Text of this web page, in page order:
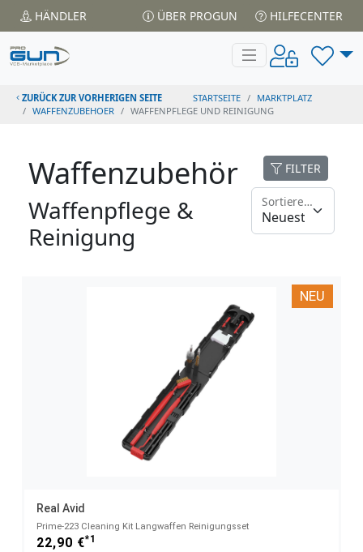
HÄNDLER ÜBER PROGUN HILFECENTER
ZURÜCK ZUR VORHERIGEN SEITE STARTSEITE
MARKTPLATZ
WAFFENZUBEHOER
WAFFENPFLEGE UND REINIGUNG
Waffenzubehör
Waffenpflege &
Reinigung
FILTER
Sortieren nach
NEU
Real Avid
Prime-223 Cleaning Kit Langwaffen Reinigungsset
22,90 €*1